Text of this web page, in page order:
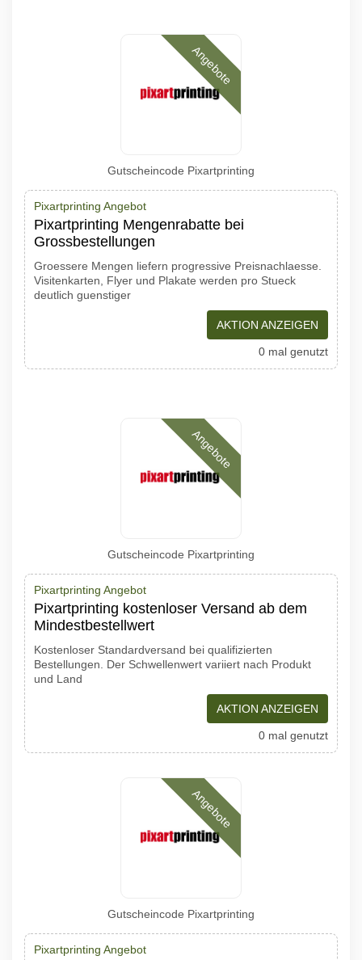
Angebote
Gutscheincode Pixartprinting
Pixartprinting Angebot
Pixartprinting Mengenrabatte bei
Grossbestellungen
Groessere Mengen liefern progressive Preisnachlaesse.
Visitenkarten, Flyer und Plakate werden pro Stueck
deutlich guenstiger
AKTION ANZEIGEN
0 mal genutzt
Angebote
Gutscheincode Pixartprinting
Pixartprinting Angebot
Pixartprinting kostenloser Versand ab dem
Mindestbestellwert
Kostenloser Standardversand bei qualifizierten
Bestellungen. Der Schwellenwert variiert nach Produkt
und Land
AKTION ANZEIGEN
0 mal genutzt
Angebote
Gutscheincode Pixartprinting
Pixartprinting Angebot